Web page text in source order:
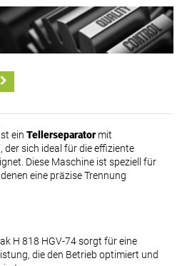
ein Tellerseparatormit
der sich ideal für die effiziente
Diese Maschine ist speziell für
eine präzise Trennung
H 818 HGV-74 sorgt für eine
die den Betrieb optimiert und